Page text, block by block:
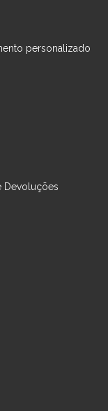
personalizado
Devoluções